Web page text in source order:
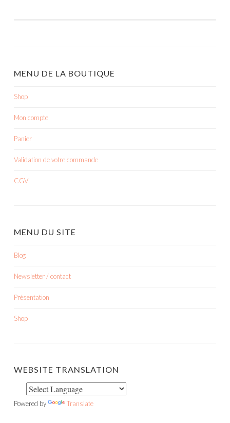
MENU DE LA BOUTIQUE
Shop
Mon compte
Panier
Validation de votre commande
CGV
MENU DU SITE
Blog
Newsletter / contact
Présentation
Shop
WEBSITE TRANSLATION
Powered by Translate